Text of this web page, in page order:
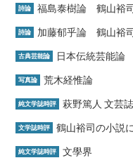
詩論 福島泰樹論 鶴山裕
詩論 加藤郁乎論 鶴山裕
古典芸能論 日本伝統芸能論
写真論 荒木経惟論
純文学誌時評 萩野篤人 文芸
文学誌時評 鶴山裕司の小説
純文学誌時評 文學界